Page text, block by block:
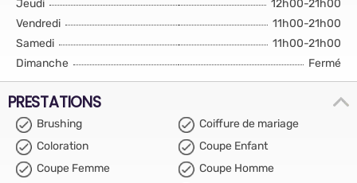
Jeudi
12h00-21h00
Vendredi
11h00-21h00
Samedi
11h00-21h00
Dimanche
Fermé
PRESTATIONS
Brushing
Coiffure de mariage
Coloration
Coupe Enfant
Coupe Femme
Coupe Homme